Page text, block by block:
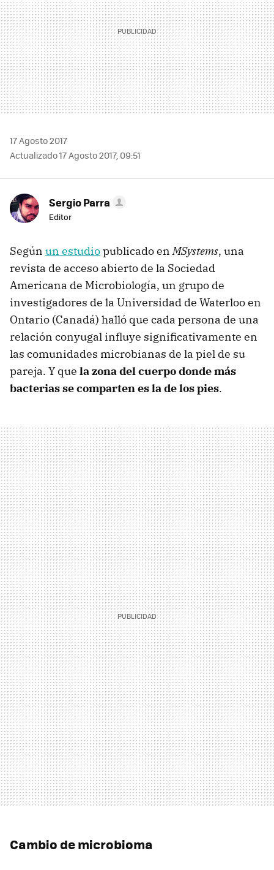
17 Agosto 2017
Actualizado 17 Agosto 2017, 09:51
Sergio Parra
Editor
Según un estudiopublicado enMSystems, una
revista de acceso abierto de la Sociedad
Americana de Microbiología, un grupo de
investigadores de la Universidad de Waterloo en
Ontario (Canadá) halló que cada persona de una
relación conyugal influye significativamente en
las comunidades microbianas de la piel de su
pareja. Y que la zona del cuerpo donde más
bacterias se comparten es la de los pies.
Cambio de microbioma